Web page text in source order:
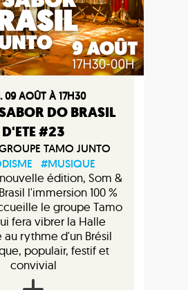
09 AOÛT À 17H30
DO BRASIL
D'ETE #23
TAMO JUNTO
#MUSIQUE
édition, Som &
l'immersion 100 %
le groupe Tamo
fera vibrer la Halle
au rythme d'un Brésil
populair, festif et
convivial